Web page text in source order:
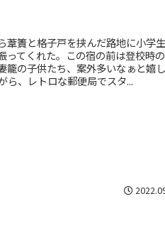
葦簀と格子戸を挟んだ路地に小学
ってくれた。この宿の前は登校時
籠の子供たち、案外多いなぁと嬉
ら、レトロな郵便局でスタ...